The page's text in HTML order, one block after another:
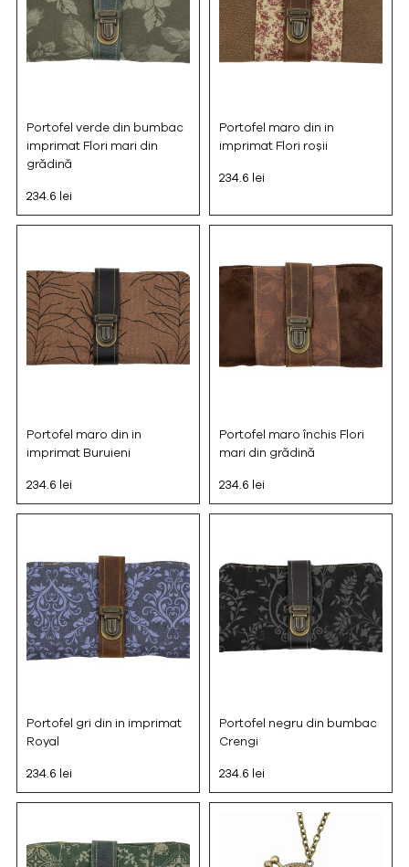
Portofel verde din bumbac
imprimat Flori mari din
grădină
234.6 lei
Portofel maro din in
imprimat Flori roșii
234.6 lei
Portofel maro din in
imprimat Buruieni
234.6 lei
Portofel maro închis Flori
mari din grădină
234.6 lei
Portofel gri din in imprimat
Royal
234.6 lei
Portofel negru din bumbac
Crengi
234.6 lei